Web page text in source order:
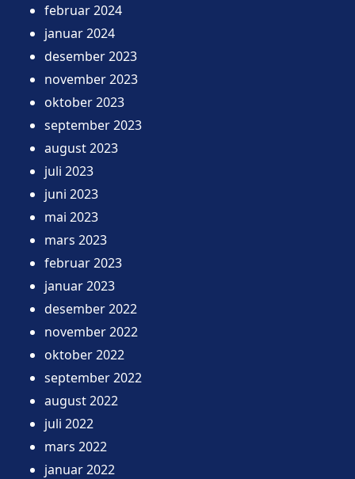
februar 2024
januar 2024
desember 2023
november 2023
oktober 2023
september 2023
august 2023
juli 2023
juni 2023
mai 2023
mars 2023
februar 2023
januar 2023
desember 2022
november 2022
oktober 2022
september 2022
august 2022
juli 2022
mars 2022
januar 2022